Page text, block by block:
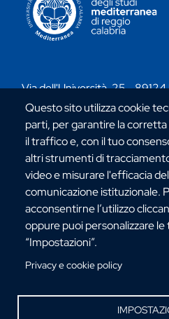
Questo sito utilizza cookie
parti, per garantire la corretta
il traffico e, con il tuo
altri strumenti di
video e misurare l'efficacia
comunicazione istituzionale.
acconsentirne l’utilizzo
oppure puoi personalizzare
“Impostazioni”.
Privacy e cookie policy
Via dell'Università, 25 - 89124
C.F. 80006510806
URP: urp@unirc.it
PEC:
InstagramWhatsappFacebookTelegram
X
©Copyright 2025 -
Mediterranea di Reggio